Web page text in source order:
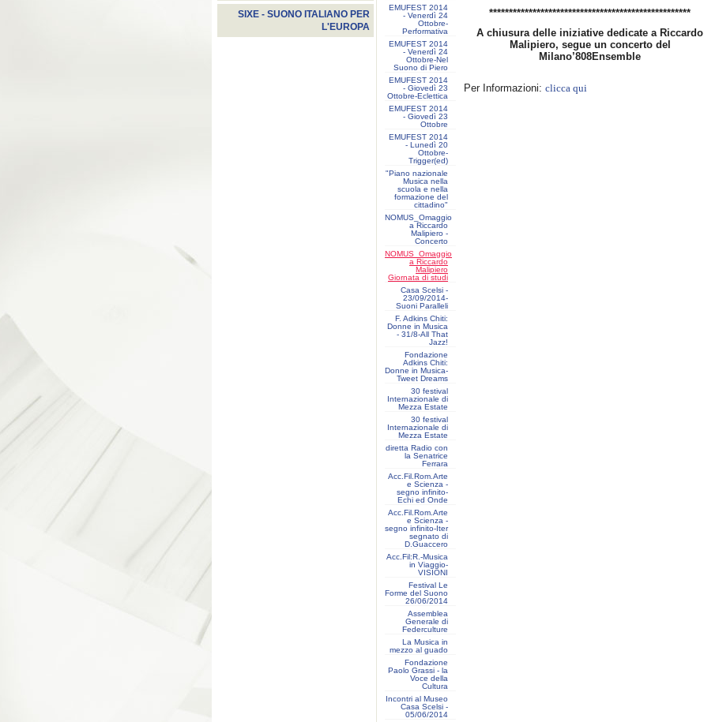
SIXE - SUONO ITALIANO PER
L'EUROPA
EMUFEST 2014
- Venerdì 24
Ottobre-
Performativa
EMUFEST 2014
- Venerdì 24
Ottobre-Nel
Suono di Piero
EMUFEST 2014
- Giovedì 23
Ottobre-Eclettica
EMUFEST 2014
- Giovedì 23
Ottobre
EMUFEST 2014
- Lunedì 20
Ottobre-
Trigger(ed)
"Piano nazionale
Musica nella
scuola e nella
formazione del
cittadino"
NOMUS_Omaggio
a Riccardo
Malipiero -
Concerto
NOMUS_Omaggio
a Riccardo
Malipiero
Giornata di studi
Casa Scelsi -
23/09/2014-
Suoni Paralleli
F. Adkins Chiti:
Donne in Musica
- 31/8-All That
Jazz!
Fondazione
Adkins Chiti:
Donne in Musica-
Tweet Dreams
30 festival
Internazionale di
Mezza Estate
30 festival
Internazionale di
Mezza Estate
diretta Radio con
la Senatrice
Ferrara
Acc.Fil.Rom.Arte
e Scienza -
segno infinito-
Echi ed Onde
Acc.Fil.Rom.Arte
e Scienza -
segno infinito-Iter
segnato di
D.Guaccero
Acc.Fil:R.-Musica
in Viaggio-
VISIONI
Festival Le
Forme del Suono
26/06/2014
Assemblea
Generale di
Federculture
La Musica in
mezzo al guado
Fondazione
Paolo Grassi - la
Voce della
Cultura
Incontri al Museo
Casa Scelsi -
05/06/2014
***************************************************
A chiusura delle iniziative dedicate a Riccardo
Malipiero, segue un concerto del
Milano’808Ensemble
Per Informazioni: clicca qui